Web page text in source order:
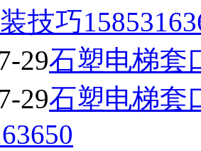
技巧
29石塑电梯套
29石塑电梯套